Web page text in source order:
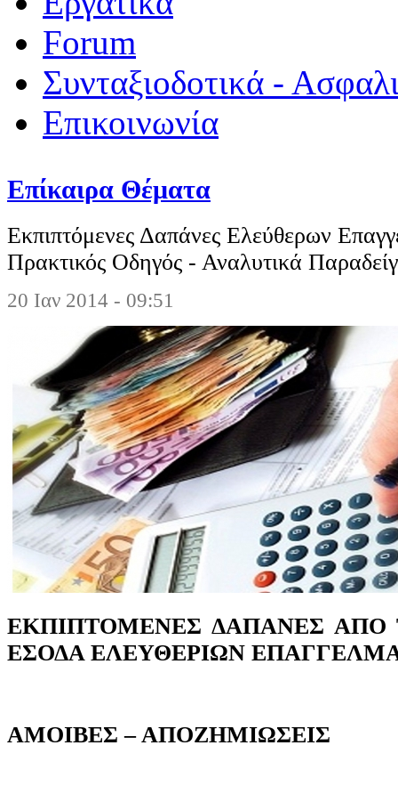
Forum
Συνταξιοδοτικά -
Επικοινωνία
Επίκαιρα Θέματα
Εκπιπτόμενες Δαπάνες Ελεύθερων
Πρακτικός Οδηγός - Αναλυτικά
20 Ιαν 2014 - 09:51
ΕΚΠΙΠΤΟΜΕΝΕΣ ΔΑΠΑΝΕΣ ΑΠΟ
ΕΣΟΔΑ ΕΛΕΥΘΕΡΙΩΝ
ΑΜΟΙΒΕΣ – ΑΠΟΖΗΜΙΩΣΕΙΣ